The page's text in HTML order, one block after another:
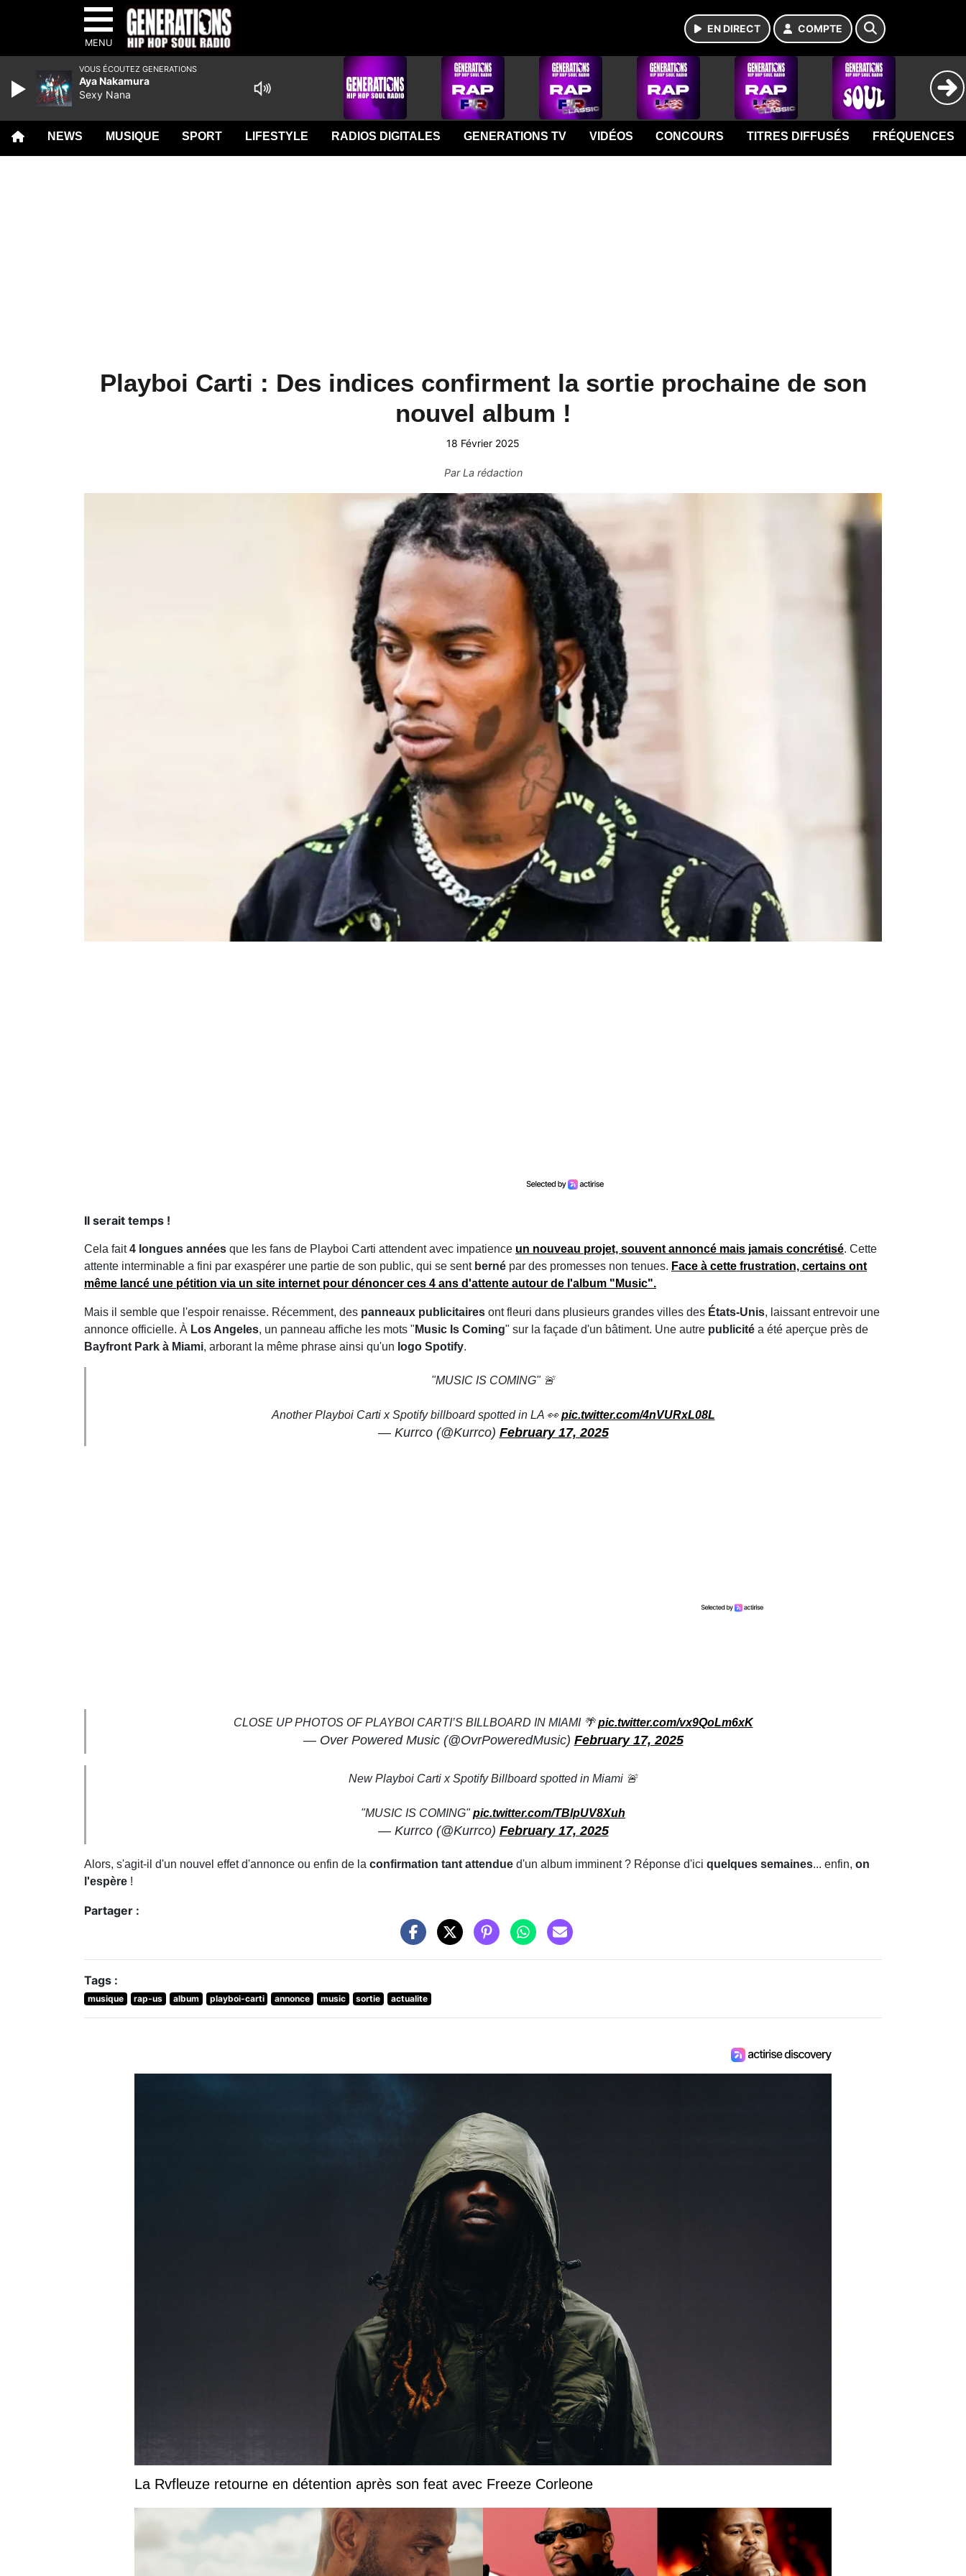
MENU
EN DIRECT COMPTE
NEWS MUSIQUE SPORT LIFESTYLE RADIOS DIGITALES GENERATIONS TV VIDÉOS CONCOURS TITRES DIFFUSÉS FRÉQUENCES
Playboi Carti : Des indices confirment la sortie prochaine de son
nouvel album !
18 Février 2025
ParLa rédaction
Il serait temps !
Cela fait4 longues années que les fans de Playboi Carti attendent avec impatience un nouveau projet, souvent annoncé mais jamais concrétisé. Cette
attente interminable a fini par exaspérer une partie de son public, qui se sent berné par des promesses non tenues. Face à cette frustration, certains ont
même lancé une pétition via un site internet pour dénoncer ces 4 ans d'attente autour de l'album " Music".
Mais il semble que l'espoir renaisse. Récemment, des panneaux publicitaires ont fleuri dans plusieurs grandes villes des États-Unis, laissant entrevoir une
annonce officielle. À Los Angeles, un panneau affiche les mots " Music Is Coming" sur la façade d'un bâtiment. Une autre publicité a été aperçue près de
Bayfront Park à Miami, arborant la même phrase ainsi qu'un logo Spotify.
"MUSIC IS COMING" 🚨
Another Playboi Carti x Spotify billboard spotted in LA 👀pic.twitter.com/4nVURxL08L
— Kurrco (@Kurrco) February 17, 2025
CLOSE UP PHOTOS OF PLAYBOI CARTI’S BILLBOARD IN MIAMI 🌴pic.twitter.com/vx9QoLm6xK
— Over Powered Music (@OvrPoweredMusic) February 17, 2025
New Playboi Carti x Spotify Billboard spotted in Miami 🚨
"MUSIC IS COMING"pic.twitter.com/TBlpUV8Xuh
— Kurrco (@Kurrco) February 17, 2025
Alors, s'agit-il d'un nouvel effet d'annonce ou enfin de la confirmation tant attendue d'un album imminent ? Réponse d'ici quelques semaines... enfin, on
l'espère !
Partager :
Tags :
musique rap-us album playboi-carti annonce music sortie actualite
La Rvfleuze retourne en détention après son feat avec Freeze Corleone
VOUS ÉCOUTEZ GENERATIONS
Aya Nakamura
Sexy Nana